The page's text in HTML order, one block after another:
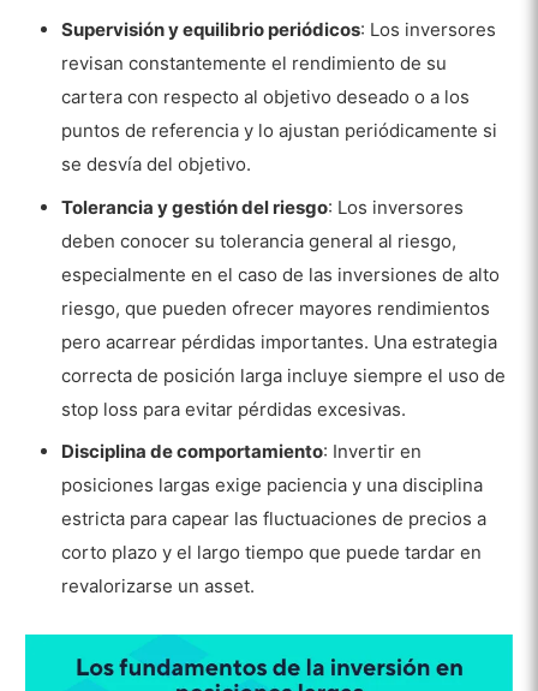
Supervisión y equilibrio periódicos: Los inversores
revisan constantemente el rendimiento de su
cartera con respecto al objetivo deseado o a los
puntos de referencia y lo ajustan periódicamente si
se desvía del objetivo.
Tolerancia y gestión del riesgo: Los inversores
deben conocer su tolerancia general al riesgo,
especialmente en el caso de las inversiones de alto
riesgo, que pueden ofrecer mayores rendimientos
pero acarrear pérdidas importantes. Una estrategia
correcta de posición larga incluye siempre el uso de
stop loss para evitar pérdidas excesivas.
Disciplina de comportamiento: Invertir en
posiciones largas exige paciencia y una disciplina
estricta para capear las fluctuaciones de precios a
corto plazo y el largo tiempo que puede tardar en
revalorizarse un asset.